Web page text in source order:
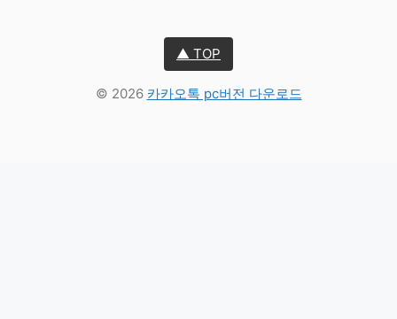
▲ TOP
© 2026 카카오톡 pc버전 다운로드